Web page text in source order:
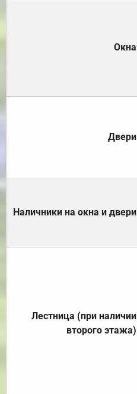
Окна
Двери
Наличники на окна и двери
Лестница (при наличии
второго этажа)